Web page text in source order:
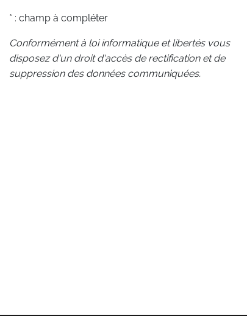
* : champ à compléter
Conformément à loi informatique et libertés vous
disposez d'un droit d'accès de rectification et de
suppression des données communiquées.